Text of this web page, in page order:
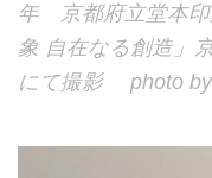
年 京都府立堂本
象 自在なる創造」
にて撮影 photo